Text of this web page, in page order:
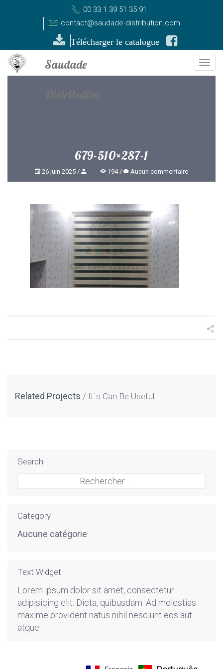
00 33 1 39 51 35 91
contact@saudade-distribution.com
Télécharger le catalogue
679-510×287-1
26 juin 2025 194 Aucun commentaire
Related Projects It`s Can Be Useful
Search
Category
Aucune catégorie
Text Widget
Lorem ipsum dolor sit amet, consectetur
adipisicing elit. Dicta, quibusdam. Ad molestias
maxime provident natus nihil nesciunt eos aut
atque.